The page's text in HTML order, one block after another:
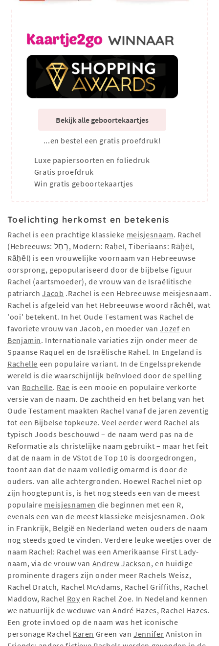
Bekijk alle geboortekaartjes
...en bestel een gratis proefdruk!
Luxe papiersoorten en foliedruk
Gratis proefdruk
Win gratis geboortekaartjes
Toelichting herkomst en betekenis
Rachel is een prachtige klassieke meisjesnaam. Rachel
(Hebreeuws: רָחֵל, Modern: Raḥel, Tiberiaans: Rāḫēl,
Rāḥēl) is een vrouwelijke voornaam van Hebreeuwse
oorsprong, gepopulariseerd door de bijbelse figuur
Rachel (aartsmoeder), de vrouw van de Israëlitische
patriarchJacob .Rachel is een Hebreeuwse meisjesnaam.
Rachel is afgeleid van het Hebreeuwse woord rāchēl, wat
'ooi' betekent. In het Oude Testament was Rachel de
favoriete vrouw van Jacob, en moeder vanJozef en
Benjamin. Internationale variaties zijn onder meer de
Spaanse Raquel en de Israëlische Rahel. In Engeland is
Rachelle een populaire variant. In de Engelssprekende
wereld is die waarschijnlijk beïnvloed door de spelling
van Rochelle. Rae is een mooie en populaire verkorte
versie van de naam. De zachtheid en het belang van het
Oude Testament maakten Rachel vanaf de jaren zeventig
tot een Bijbelse topkeuze. Veel eerder werd Rachel als
typisch Joods beschouwd – de naam werd pas na de
Reformatie als christelijke naam gebruikt – maar het feit
dat de naam in de VStot de Top 10 is doorgedrongen,
toont aan dat de naam volledig omarmd is door de
ouders. van alle achtergronden. Hoewel Rachel niet op
zijn hoogtepunt is, is het nog steeds een van de meest
populaire meisjesnamen die beginnen met een R,
evenals een van de meest klassieke meisjesnamen. Ook
in Frankrijk, België en Nederland weten ouders de naam
nog steeds goed te vinden. Verdere leuke weetjes over de
naam Rachel: Rachel was een Amerikaanse First Lady-
naam, via de vrouw van Andrew Jackson, en huidige
prominente dragers zijn onder meer Rachels Weisz,
Rachel Dratch, Rachel McAdams, Rachel Griffiths, Rachel
Maddow, Rachel Roy en Rachel Zoe. In Nedeland kennen
we natuurlijk de weduwe van André Hazes, Rachel Hazes.
Een grote invloed op de naam was het iconische
personage Rachel Karen Green vanJennifer Aniston in